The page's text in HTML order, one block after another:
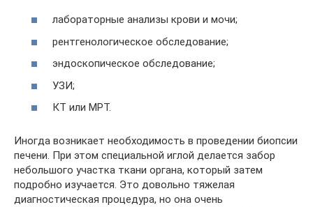
лабораторные анализы крови и мочи;
рентгенологическое обследование;
эндоскопическое обследование;
УЗИ;
КТ или МРТ.
Иногда возникает необходимость в проведении биопсии
печени. При этом специальной иглой делается забор
небольшого участка ткани органа, который затем
подробно изучается. Это довольно тяжелая
диагностическая процедура, но она очень